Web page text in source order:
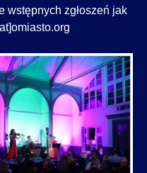
wstępnych zgłoszeń jak